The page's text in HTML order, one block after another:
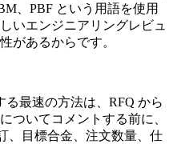
、PBF という用語を使用
いエンジニアリングレビュ
があるからです。
最速の方法は、RFQ から
ついてコメントする前に、
、目標合金、注文数量、仕